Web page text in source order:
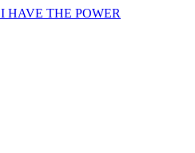
I HAVE THE POWER